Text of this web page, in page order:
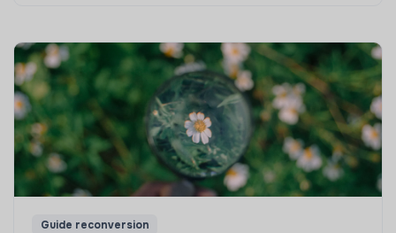
Guide reconversion